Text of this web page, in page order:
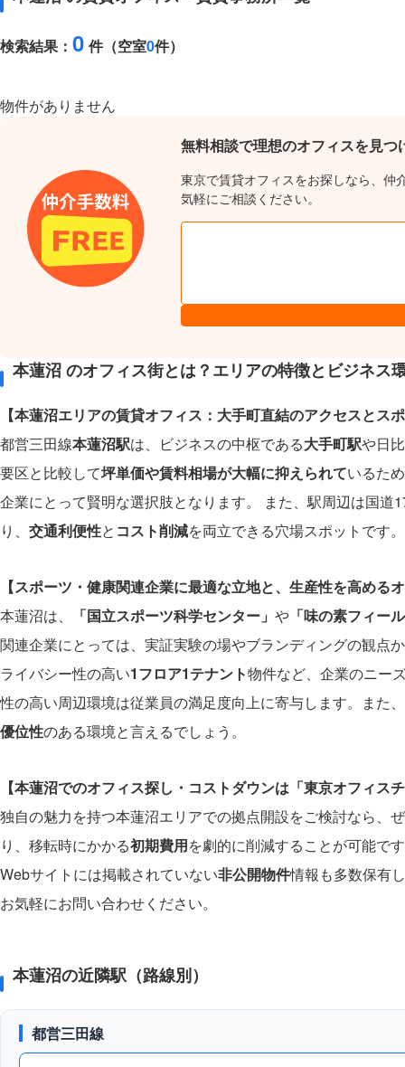
検索結果： 0 件（空室0件）
物件がありません
無料相談で理想のオフィスを見つ
東京で賃貸オフィスをお探しなら、仲
気軽にご相談ください。
本蓮沼 のオフィス街とは？エリアの特徴とビジネス
【本蓮沼エリアの賃貸オフィス：大手町直結のアクセスとス
都営三田線本蓮沼駅は、ビジネスの中枢である大手町駅や日
要区と比較して坪単価や賃料相場が大幅に抑えられているた
企業にとって賢明な選択肢となります。 また、駅周辺は国
り、 交通利便性と コスト削減を両立できる穴場スポットです。
【スポーツ・健康関連企業に最適な立地と、生産性を高める
本蓮沼は、
「国立スポーツ科学センター」 や 「味の素フィー
関連企業にとっては、実証実験の場やブランディングの観点
ライバシー性の高い1フロア1テナント物件など、企業のニー
性の高い周辺環境は従業員の満足度向上に寄与します。また
優位性のある環境と言えるでしょう。
【本蓮沼でのオフィス探し・コストダウンは「東京オフィス
独自の魅力を持つ本蓮沼エリアでの拠点開設をご検討なら、
り、移転時にかかる初期費用を劇的に削減することが可能で
Webサイトには掲載されていない非公開物件情報も多数保有
お気軽にお問い合わせください。
本蓮沼の近隣駅（路線別）
都営三田線